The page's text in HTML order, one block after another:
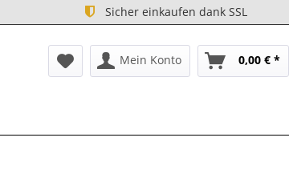
Sicher einkaufen dank SSL
Mein Konto 0,00 € *